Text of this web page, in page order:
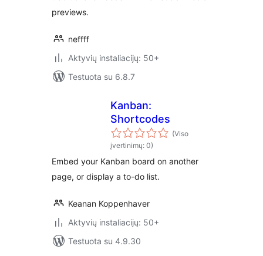
previews.
neffff
Aktyvių instaliacijų: 50+
Testuota su 6.8.7
Kanban:
Shortcodes
(Viso
įvertinimų: 0)
Embed your Kanban board on another
page, or display a to-do list.
Keanan Koppenhaver
Aktyvių instaliacijų: 50+
Testuota su 4.9.30